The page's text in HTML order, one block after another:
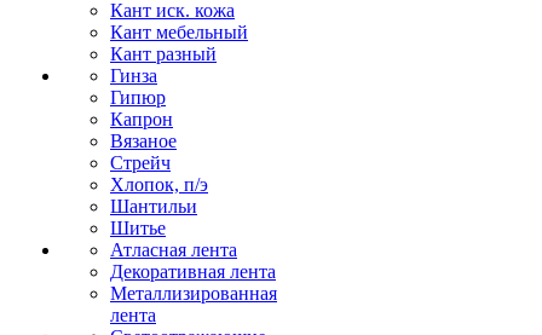
Кант иск. кожа
Кант мебельный
Кант разный
Гинза
Гипюр
Капрон
Вязаное
Стрейч
Хлопок, п/э
Шантильи
Шитье
Атласная лента
Декоративная лента
Металлизированная
лента